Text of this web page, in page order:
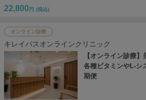
22,800 円 (税込)
オンライン診療
キレイパスオンラインクリニック
【オンライン診療】
各種ビタミンやL-シ
期便